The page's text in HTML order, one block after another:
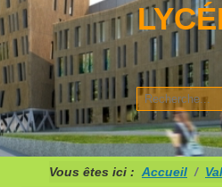
Vous êtes ici : Accueil